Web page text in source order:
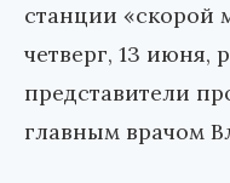
станции «скорой
четверг, 13 июня,
представители
главным врачом